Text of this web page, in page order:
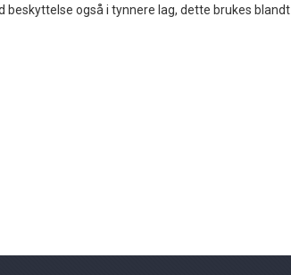
også i tynnere lag, dette brukes